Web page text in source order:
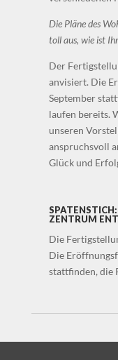
Die Pläne des
toll aus, wie ist
Der
anvisiert. Die
September
laufen bereits.
unseren
anspruchsvoll
Glück und
ZENTRUM
Die
Die
stattfinden, die